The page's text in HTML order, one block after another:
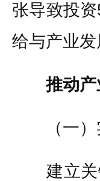
张导致投
给与产业
推动
（一）实
建立关键